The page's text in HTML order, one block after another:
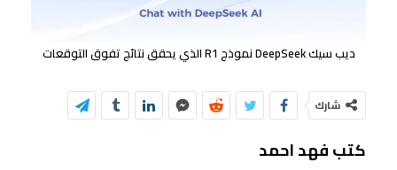
ديب سيك DeepSeek نموذج R1 الذي يحقق نتائج تفوق التوقعات
شارك
كتب فهد احمد